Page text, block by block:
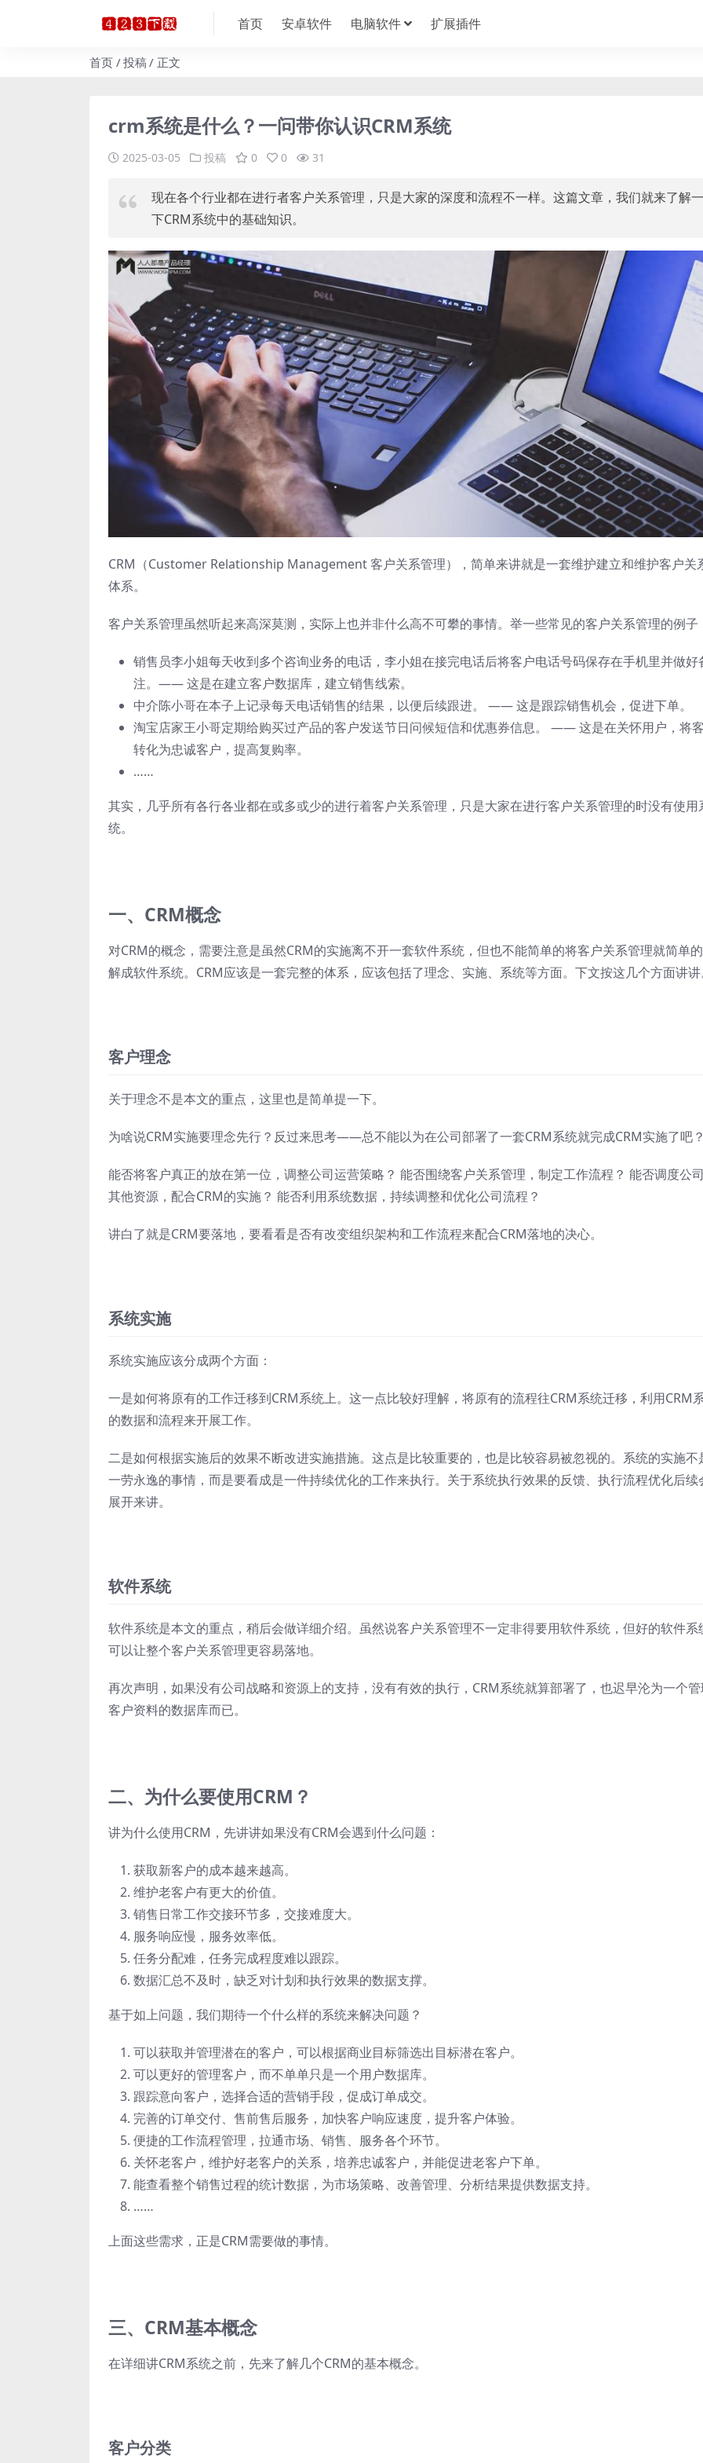
首页 安卓软件 电脑软件 扩展插件
首页 投稿 正文
crm系统是什么？一问带你认识CRM系统
2025-03-05 投稿 0 0 31
现在各个行业都在进行者客户关系管理，只是大家的深度和流程不一样。这篇文章，我们就来了解一
下CRM系统中的基础知识。
CRM（Customer Relationship Management 客户关系管理），简单来讲就是一套维护建立和维护客户关
体系。
客户关系管理虽然听起来高深莫测，实际上也并非什么高不可攀的事情。举一些常见的客户关系管理的例子
销售员李小姐每天收到多个咨询业务的电话，李小姐在接完电话后将客户电话号码保存在手机里并做好
注。—— 这是在建立客户数据库，建立销售线索。
中介陈小哥在本子上记录每天电话销售的结果，以便后续跟进。 —— 这是跟踪销售机会，促进下单。
淘宝店家王小哥定期给购买过产品的客户发送节日问候短信和优惠券信息。 —— 这是在关怀用户，将
转化为忠诚客户，提高复购率。
……
其实，几乎所有各行各业都在或多或少的进行着客户关系管理，只是大家在进行客户关系管理的时没有使用
统。
一、CRM概念
对CRM的概念，需要注意是虽然CRM的实施离不开一套软件系统，但也不能简单的将客户关系管理就简单
解成软件系统。CRM应该是一套完整的体系，应该包括了理念、实施、系统等方面。下文按这几个方面讲讲
客户理念
关于理念不是本文的重点，这里也是简单提一下。
为啥说CRM实施要理念先行？反过来思考——总不能以为在公司部署了一套CRM系统就完成CRM实施了吧？
能否将客户真正的放在第一位，调整公司运营策略？ 能否围绕客户关系管理，制定工作流程？ 能否调度公
其他资源，配合CRM的实施？ 能否利用系统数据，持续调整和优化公司流程？
讲白了就是CRM要落地，要看看是否有改变组织架构和工作流程来配合CRM落地的决心。
系统实施
系统实施应该分成两个方面：
一是如何将原有的工作迁移到CRM系统上。这一点比较好理解，将原有的流程往CRM系统迁移，利用CRM
的数据和流程来开展工作。
二是如何根据实施后的效果不断改进实施措施。这点是比较重要的，也是比较容易被忽视的。系统的实施不
一劳永逸的事情，而是要看成是一件持续优化的工作来执行。关于系统执行效果的反馈、执行流程优化后续
展开来讲。
软件系统
软件系统是本文的重点，稍后会做详细介绍。虽然说客户关系管理不一定非得要用软件系统，但好的软件系
可以让整个客户关系管理更容易落地。
再次声明，如果没有公司战略和资源上的支持，没有有效的执行，CRM系统就算部署了，也迟早沦为一个管
客户资料的数据库而已。
二、为什么要使用CRM？
讲为什么使用CRM，先讲讲如果没有CRM会遇到什么问题：
获取新客户的成本越来越高。
维护老客户有更大的价值。
销售日常工作交接环节多，交接难度大。
服务响应慢，服务效率低。
任务分配难，任务完成程度难以跟踪。
数据汇总不及时，缺乏对计划和执行效果的数据支撑。
基于如上问题，我们期待一个什么样的系统来解决问题？
可以获取并管理潜在的客户，可以根据商业目标筛选出目标潜在客户。
可以更好的管理客户，而不单单只是一个用户数据库。
跟踪意向客户，选择合适的营销手段，促成订单成交。
完善的订单交付、售前售后服务，加快客户响应速度，提升客户体验。
便捷的工作流程管理，拉通市场、销售、服务各个环节。
关怀老客户，维护好老客户的关系，培养忠诚客户，并能促进老客户下单。
能查看整个销售过程的统计数据，为市场策略、改善管理、分析结果提供数据支持。
……
上面这些需求，正是CRM需要做的事情。
三、CRM基本概念
在详细讲CRM系统之前，先来了解几个CRM的基本概念。
客户分类